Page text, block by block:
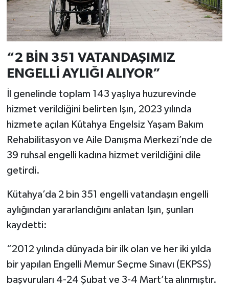
“2 BİN 351 VATANDAŞIMIZ
ENGELLİ AYLIĞI ALIYOR”
İl genelinde toplam 143 yaşlıya huzurevinde
hizmet verildiğini belirten Işın, 2023 yılında
hizmete açılan Kütahya Engelsiz Yaşam Bakım
Rehabilitasyon ve Aile Danışma Merkezi’nde de
39 ruhsal engelli kadına hizmet verildiğini dile
getirdi.
Kütahya’da 2 bin 351 engelli vatandaşın engelli
aylığından yararlandığını anlatan Işın, şunları
kaydetti:
“2012 yılında dünyada bir ilk olan ve her iki yılda
bir yapılan Engelli Memur Seçme Sınavı (EKPSS)
başvuruları 4-24 Şubat ve 3-4 Mart’ta alınmıştır.
Teknoloji
Türkiye
Video Galeri
Yemek Tarifleri